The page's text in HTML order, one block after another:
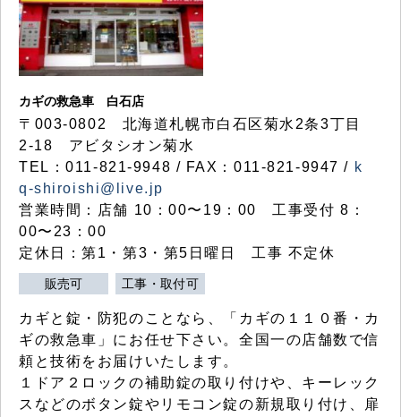
カギの救急車 白石店
〒003-0802 北海道札幌市白石区菊水2条3丁目
2-18 アビタシオン菊水
TEL：011-821-9948 / FAX：011-821-9947 / k
q-shiroishi@live.jp
営業時間：店舗 10：00〜19：00 工事受付 8：
00〜23：00
定休日：第1・第3・第5日曜日 工事 不定休
販売可 工事・取付可
カギと錠・防犯のことなら、「カギの１１０番・カ
ギの救急車」にお任せ下さい。全国一の店舗数で信
頼と技術をお届けいたします。
１ドア２ロックの補助錠の取り付けや、キーレック
スなどのボタン錠やリモコン錠の新規取り付け、扉